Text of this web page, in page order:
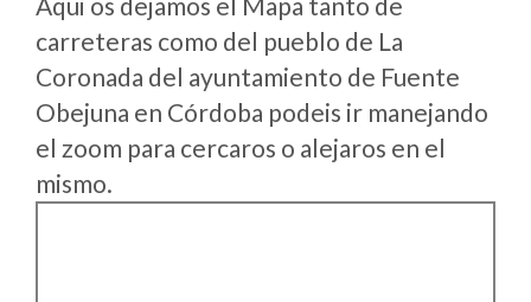
carreteras como del pueblo de La
Coronada del ayuntamiento de Fuente
Obejuna en Córdoba podeis ir manejando
el zoom para cercaros o alejaros en el
mismo.